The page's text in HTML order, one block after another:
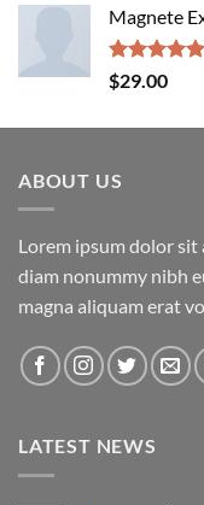
Magnete
Rated5.00
out of 5
$29.00
ABOUT US
Lorem ipsum dolor sit
diam nonummy nibh
magna aliquam erat
LATEST NEWS